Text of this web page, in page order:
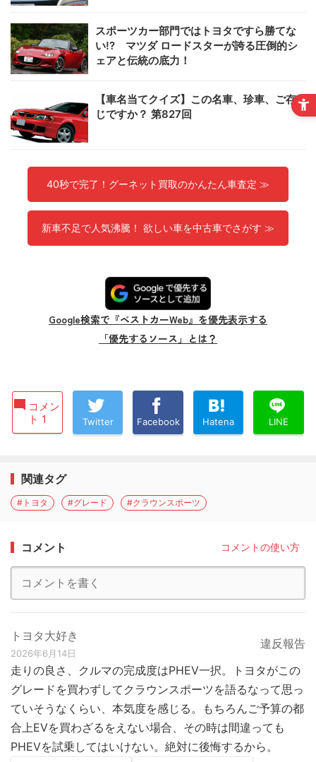
スポーツカー部門ではトヨタですら勝てな
い!? マツダ ロードスターが誇る圧倒的シ
ェアと伝統の底力！
【車名当てクイズ】この名車、珍車、ご存
じですか？ 第827回
40秒で完了！グーネット買取のかんたん車査定 ≫
新車不足で人気沸騰！ 欲しい車を中古車でさがす ≫
Google検索で『ベストカーWeb』を優先表示する
「優先するソース」とは？
コメン
ト 1
Twitter Facebook Hatena LINE
関連タグ
#トヨタ #グレード #クラウンスポーツ
コメント コメントの使い方
トヨタ大好き
2026年6月14日
違反報告
走りの良さ、クルマの完成度はPHEV一択。トヨタがこの
グレードを買わずしてクラウンスポーツを語るなって思っ
ていそうなくらい、本気度を感じる。もちろんご予算の都
合上EVを買わざるをえない場合、その時は間違っても
PHEVを試乗してはいけない。絶対に後悔するから。